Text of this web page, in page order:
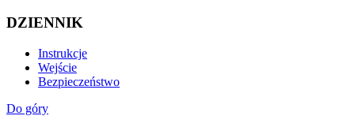
DZIENNIK
Instrukcje
Wejście
Bezpieczeństwo
Do góry